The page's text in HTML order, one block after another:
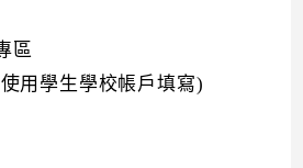
區
用學生學校帳戶填寫)